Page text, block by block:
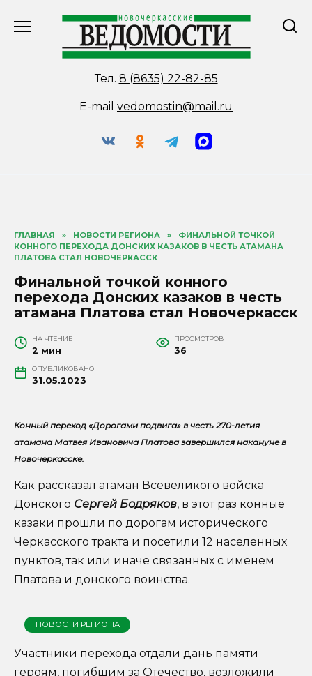
Тел. 8 (8635) 22-82-85
E-mail vedomostin@mail.ru
ГЛАВНАЯ » НОВОСТИ РЕГИОНА »
ФИНАЛЬНОЙ ТОЧКОЙ
КОННОГО ПЕРЕХОДА ДОНСКИХ КАЗАКОВ В ЧЕСТЬ АТАМАНА
ПЛАТОВА СТАЛ НОВОЧЕРКАССК
Финальной точкой конного
перехода Донских казаков в честь
атамана Платова стал Новочеркасск
НА ЧТЕНИЕ
2 мин
ПРОСМОТРОВ
36
ОПУБЛИКОВАНО
31.05.2023
Конный переход «Дорогами подвига» в честь 270-летия
атамана Матвея Ивановича Платова завершился накануне в
Новочеркасске.
Как рассказал атаман Всевеликого войска
Донского Сергей Бодряков, в этот раз конные
казаки прошли по дорогам исторического
Черкасского тракта и посетили 12 населенных
пунктов, так или иначе связанных с именем
Платова и донского воинства.
НОВОСТИ РЕГИОНА
Участники перехода отдали дань памяти
героям, погибшим за Отечество, возложили